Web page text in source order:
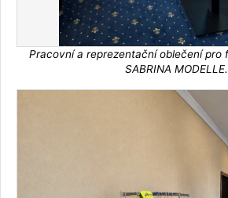
Pracovní a reprezentační oblečení pro
SABRINA MODELLE.